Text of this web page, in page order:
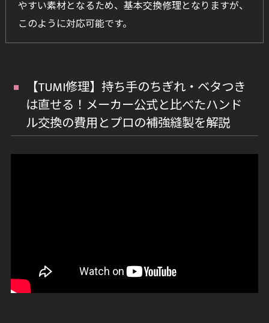
やすい素材となるため、基本交換修理となりますが、
このように対応可能です。
【TUMI修理】持ち手のちぎれ・ベタつき
は直せる！メーカー公式と比べたハンド
ル交換の費用とプロの補強縫製を解説